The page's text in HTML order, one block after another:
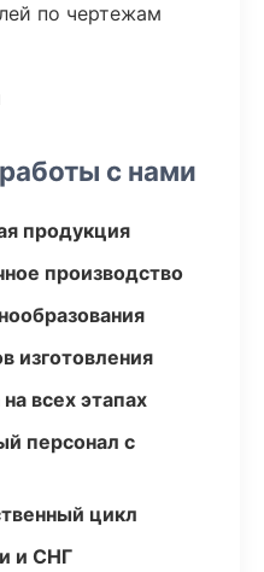
по чертежам
с нами
продукция
производство
изготовления
всех этапах
персонал с
цикл
и СНГ